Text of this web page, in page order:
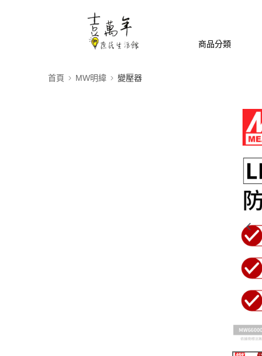
商品分類
首頁 MW明緯 變壓器